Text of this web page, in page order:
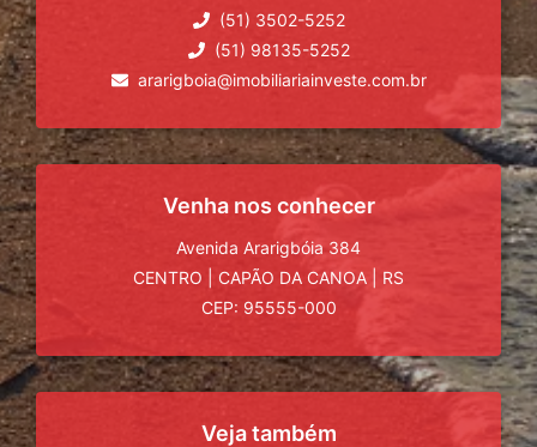
(51) 3502-5252
(51) 98135-5252
ararigboia@imobiliariainveste.com.br
Venha nos conhecer
Avenida Ararigbóia 384
CENTRO
CAPÃO DA CANOA
RS
CEP: 95555-000
Veja também